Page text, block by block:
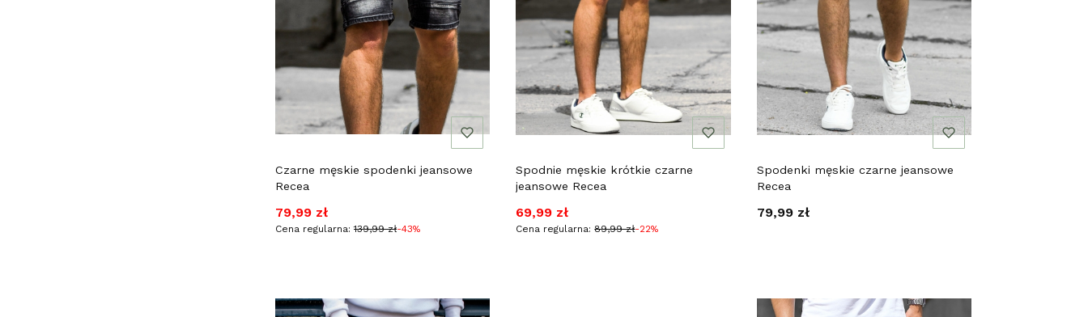
Czarne męskie spodenki jeansowe
Recea
Cena promocyjna
79,99 zł
Cena regularna: 139,99 zł-43%
Spodnie męskie krótkie czarne
jeansowe Recea
Cena promocyjna
69,99 zł
Cena regularna: 89,99 zł-22%
Spodenki męskie czarne jeansowe
Recea
Cena
79,99 zł